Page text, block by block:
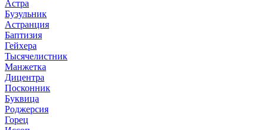
Астра
Бузульник
Астранция
Баптизия
Гейхера
Тысячелистник
Манжетка
Дицентра
Посконник
Буквица
Роджерсия
Горец